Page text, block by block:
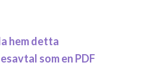
hem detta
som en PDF